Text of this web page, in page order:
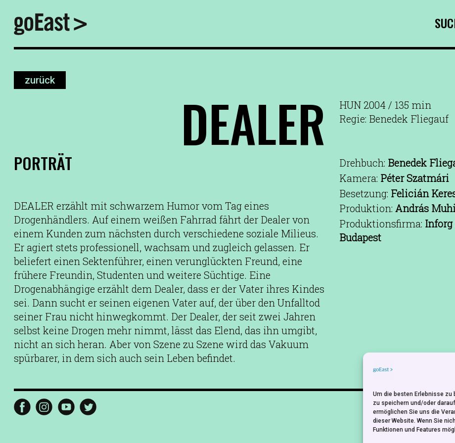
Um die besten Erlebnisse zu
zu speichern und/oder
ermöglichen Sie uns die
dieser Website. Wenn Sie
Funktionen und Features
zurück
DEALER
PORTRÄT
DEALER erzählt mit schwarzem Humor vom Tag eines
Drogenhändlers. Auf einem weißen Fahrrad fährt der Dealer von
einem Kunden zum nächsten durch verschiedene soziale Milieus.
Er agiert stets professionell, wachsam und zugleich gelassen. Er
beliefert einen Sektenführer, einen verunglückten Freund, eine
frühere Freundin, Studenten und weitere Süchtige. Eine
Drogenabhängige erzählt dem Dealer, dass er der Vater ihres Kindes
sei. Dann sucht er seinen eigenen Vater auf, der über den Unfalltod
seiner Frau nicht hinwegkommt. Der Dealer, der seit zwei Jahren
selbst keine Drogen mehr nimmt, lässt das Elend, das ihn umgibt,
nicht an sich heran. Aber von Szene zu Szene wird das Vakuum
spürbarer, in dem sich auch sein Leben befindet.
HUN 2004 / 135 min
Regie: Benedek Fliegauf
Drehbuch: Benedek
Kamera: Péter Szatmári
Besetzung: Felicián
Produktion: András
Produktionsfirma:
Budapest
NEWSLETTER